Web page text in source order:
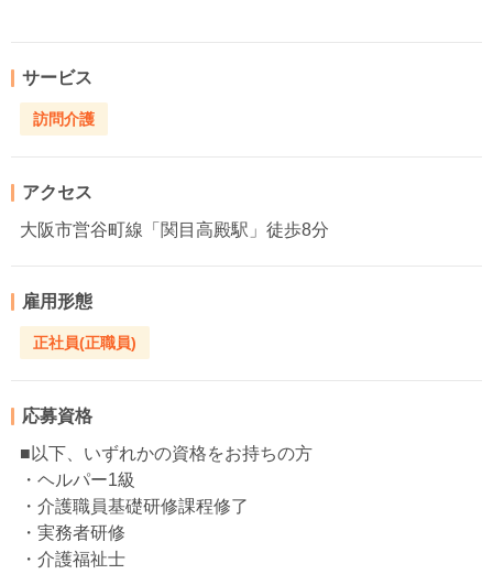
サービス
訪問介護
アクセス
大阪市営谷町線「関目高殿駅」徒歩8分
雇用形態
正社員(正職員)
応募資格
■以下、いずれかの資格をお持ちの方
・ヘルパー1級
・介護職員基礎研修課程修了
・実務者研修
・介護福祉士